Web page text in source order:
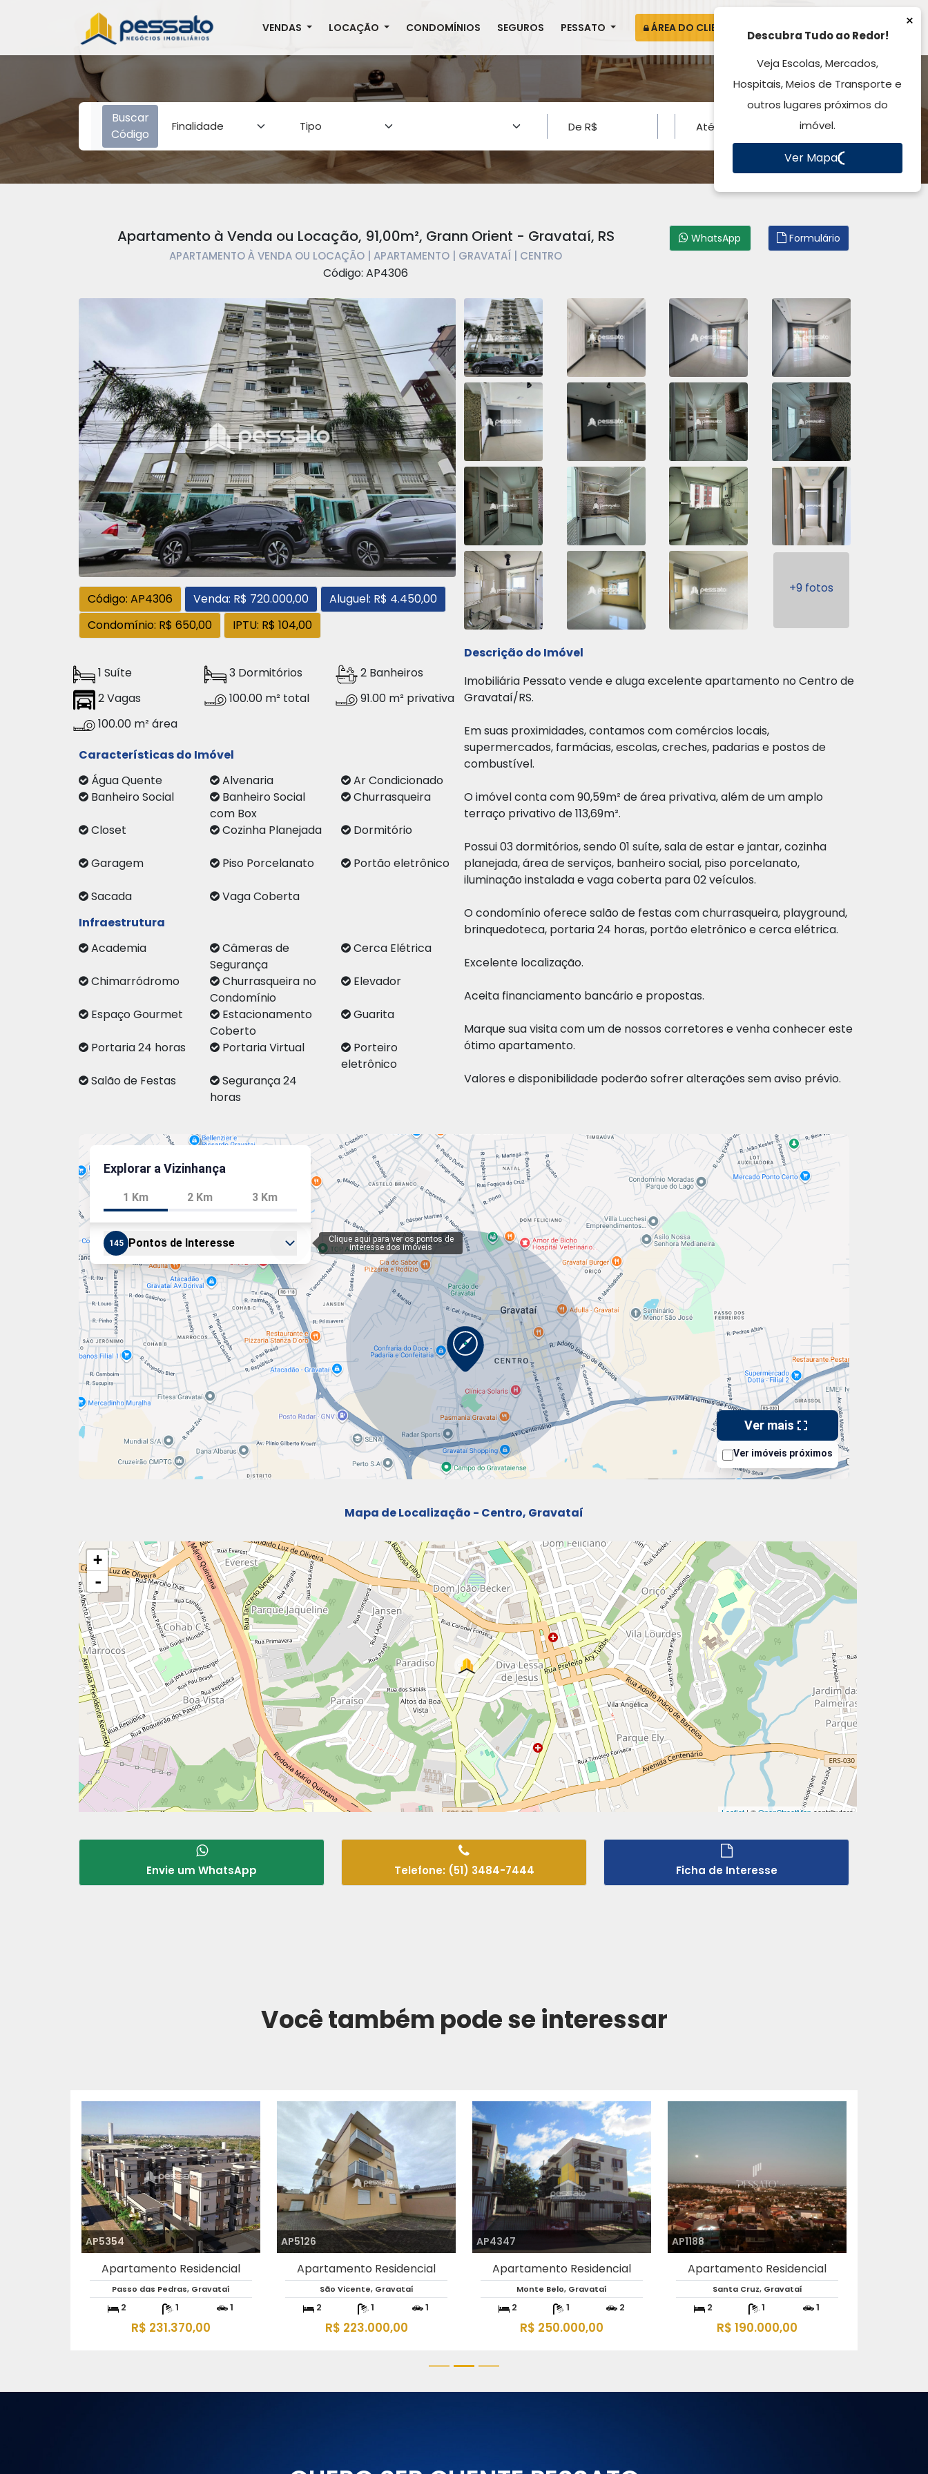
VENDAS LOCAÇÃO CONDOMÍNIOS SEGUROS PESSATO ÁREA DO CLIENTE ATENDIMENTO
Buscar
Código
Apartamento à Venda ou Locação, 91,00m², Grann Orient - Gravataí, RS
APARTAMENTO À VENDA OU LOCAÇÃO | APARTAMENTO | GRAVATAÍ | CENTRO
Código: AP4306
WhatsApp Formulário
Código: AP4306 Venda: R$ 720.000,00
Aluguel: R$ 4.450,00
Condomínio: R$ 650,00
IPTU: R$ 104,00
1 Suíte 3 Dormitórios
2 Banheiros
2 Vagas
100.00 m² total
91.00 m² privativa
100.00 m² área
Características do Imóvel
Água Quente
Alvenaria
Ar Condicionado
Banheiro Social
Banheiro Social
com Box
Churrasqueira
Closet Cozinha Planejada Dormitório
Garagem Piso Porcelanato Portão eletrônico
Sacada
Vaga Coberta
Infraestrutura
Academia
Câmeras de
Segurança
Cerca Elétrica
Chimarródromo
Churrasqueira no
Condomínio
Elevador
Espaço Gourmet
Estacionamento
Coberto
Guarita
Portaria 24 horas Portaria Virtual
Porteiro
eletrônico
Salão de Festas
Segurança 24
horas
+9 fotos
Descrição do Imóvel
Imobiliária Pessato vende e aluga excelente apartamento no Centro de
Gravataí/RS.
Em suas proximidades, contamos com comércios locais,
supermercados, farmácias, escolas, creches, padarias e postos de
combustível.
O imóvel conta com 90,59m² de área privativa, além de um amplo
terraço privativo de 113,69m².
Possui 03 dormitórios, sendo 01 suíte, sala de estar e jantar, cozinha
planejada, área de serviços, banheiro social, piso porcelanato,
iluminação instalada e vaga coberta para 02 veículos.
O condomínio oferece salão de festas com churrasqueira, playground,
brinquedoteca, portaria 24 horas, portão eletrônico e cerca elétrica.
Excelente localização.
Aceita financiamento bancário e propostas.
Marque sua visita com um de nossos corretores e venha conhecer este
ótimo apartamento.
Valores e disponibilidade poderão sofrer alterações sem aviso prévio.
Mapa de Localização - Centro, Gravataí
Envie um WhatsApp Telefone: (51) 3484-7444 Ficha de Interesse
Você também pode se interessar
AP6139
Apartamento Residencial
imbui , Cachoeirinha
2 2 1
R$ 310.000,00
AP6239
Apartamento Residencial
Passo das Pedras, Gravataí
2 1 1
R$ 350.000,00
AP5667
Apartamento Residencial
Barnabé, Gravataí
2 1 1
R$ 231.300,00
AP5797
Apartamento Residencial
São Jerônimo, Gravataí
2 1 1
R$ 170.000,00